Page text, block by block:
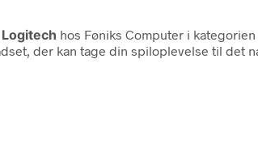
Logitech hos Føniks Computer i kategorien
der kan tage din spiloplevelse til det